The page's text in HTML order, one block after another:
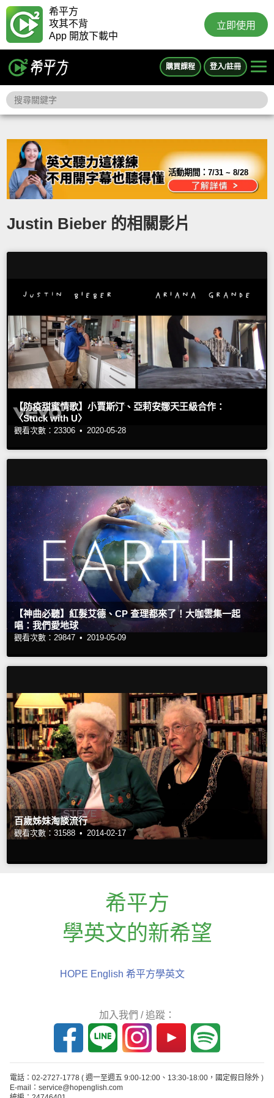
希平方
攻其不背
App 開放下載中
立即使用
購買課程 登入/註冊
活動期間：7/31 ~ 8/28
Justin Bieber 的相關影片
【防疫甜蜜情歌】小賈斯汀、亞莉安娜天王級合作：
〈Stuck with U〉
觀看次數：23306 • 2020-05-28
【神曲必聽】紅髮艾德、CP 查理都來了！大咖雲集一起
唱：我們愛地球
觀看次數：29847 • 2019-05-09
百歲姊妹淘談流行
觀看次數：31588 • 2014-02-17
希平方
學英文的新希望
HOPE English 希平方學英文
加入我們 / 追蹤：
電話：02-2727-1778 ( 週一至週五 9:00-12:00、13:30-18:00，國定假日除外 )
E-mail：service@hopenglish.com